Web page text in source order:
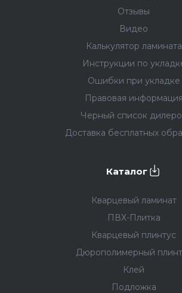
необходимости мучительного
плинтуса — просто найдите
названием, как у кварцевого
Дюрополимерный плинтуспод
как и кварцевый, не боится воды
повреждений, при этом его можно
один цвет со стеной.
Отзывы
Видео
Калькулятор ламината
Инструкции по
Ошибки при укладке
Правовая информация
Черный список
Доставка бесплатных
Каталог
Кварцевый ламинат
ПВХ-Плитка
Кварцевый плинтус
Дюрополимерный
Клей
Подложка